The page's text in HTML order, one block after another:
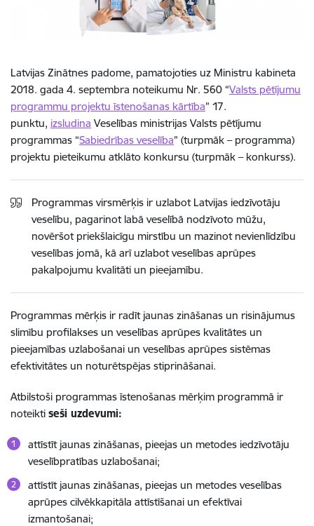
Latvijas Zinātnes padome, pamatojoties uz Ministru kabineta
2018. gada 4. septembra noteikumu Nr. 560 “Valsts pētījumu
programmu projektu īstenošanas kārtība” 17.
punktu, izsludina Veselības ministrijas Valsts pētījumu
programmas “Sabiedrības veselība” (turpmāk – programma)
projektu pieteikumu atklāto konkursu (turpmāk – konkurss).
Programmas virsmērķis ir uzlabot Latvijas iedzīvotāju
veselību, pagarinot labā veselībā nodzīvoto mūžu,
novēršot priekšlaicīgu mirstību un mazinot nevienlīdzību
veselības jomā, kā arī uzlabot veselības aprūpes
pakalpojumu kvalitāti un pieejamību.
Programmas mērķis ir radīt jaunas zināšanas un risinājumus
slimību profilakses un veselības aprūpes kvalitātes un
pieejamības uzlabošanai un veselības aprūpes sistēmas
efektivitātes un noturētspējas stiprināšanai.
Atbilstoši programmas īstenošanas mērķim programmā ir
noteikti seši uzdevumi:
attīstīt jaunas zināšanas, pieejas un metodes iedzīvotāju
veselībpratības uzlabošanai;
attīstīt jaunas zināšanas, pieejas un metodes veselības
aprūpes cilvēkkapitāla attīstīšanai un efektīvai
izmantošanai;